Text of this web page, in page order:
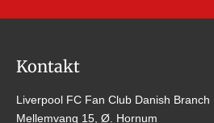
Kontakt
Liverpool FC Fan Club Danish Branch
Mellemvang 15, Ø. Hornum